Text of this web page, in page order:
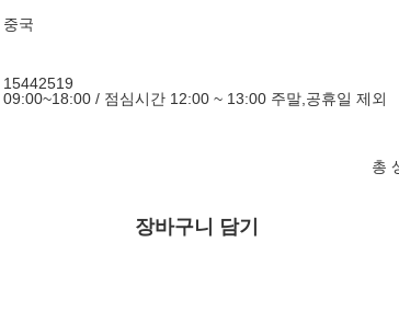
중국
15442519
09:00~18:00 / 점심시간 12:00 ~ 13:00 주말,공휴일 제외
총
장바구니 담기